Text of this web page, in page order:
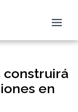
construirá
en